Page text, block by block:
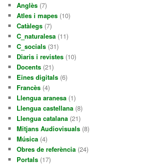
Anglès (7)
Atles i mapes (10)
Catàlegs (7)
C_naturalesa (11)
C_socials (31)
Diaris i revistes (10)
Docents (21)
Eines digitals (6)
Francès (4)
Llengua aranesa (1)
Llengua castellana (8)
Llengua catalana (21)
Mitjans Audiovisuals (8)
Música (4)
Obres de referència (24)
Portals (17)